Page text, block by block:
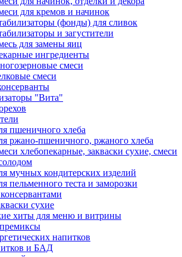
для кремов и начинок
(фонды) для сливок
и загустители
для замены яиц
ингредиенты
смеси
смеси
"Вита"
пшеничного хлеба
ржано-пшеничного, ржаного хлеба
хлебопекарные, закваски сухие, смеси
мучных кондитерских изделий
пельменного теста и заморозки
сухие
хиты для меню и витрины
напитков
и БАД